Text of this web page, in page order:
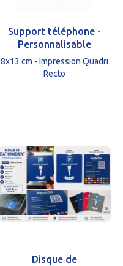
Support téléphone -
Personnalisable
8x13 cm - Impression Quadri
Recto
Disque de